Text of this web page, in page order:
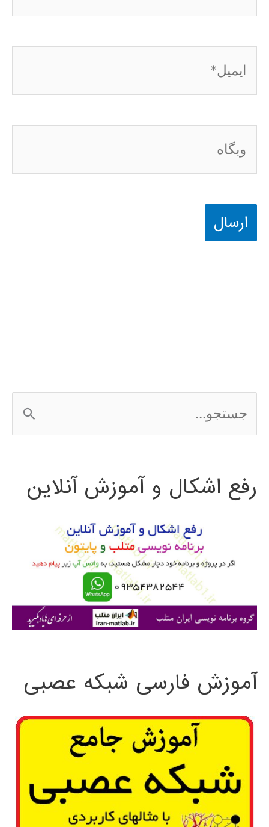
ایمیل*
وبگاه
س
ج
ی
رفع اشکال و آموزش آنلاین
آموزش فارسی شبکه عصبی